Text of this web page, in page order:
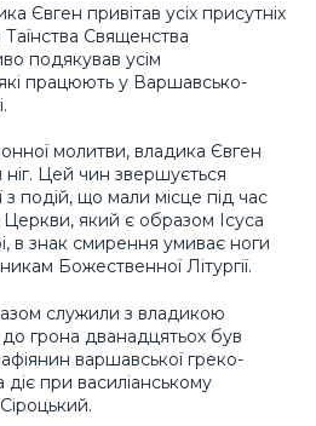
Євген привітав усіх присутніх
Священства
подякував усім
працюють у Варшавсько-
молитви, владика Євген
Цей чин звершується
з подій, що мали місце під час
який є образом Ісуса
в знак смирення умиває ноги
Божественної Літургії.
служили з владикою
грона дванадцятьох був
варшавської греко-
діє при василіанському